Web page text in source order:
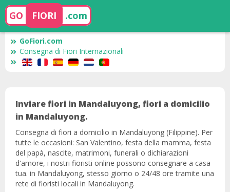
GO FIORI .com
GoFiori.com
Consegna di Fiori Internazionali
Inviare fiori in Mandaluyong, fiori a domicilio
in Mandaluyong.
Consegna di fiori a domicilio in Mandaluyong (Filippine). Per
tutte le occasioni: San Valentino, festa della mamma, festa
del papà, nascite, matrimoni, funerali o dichiarazioni
d'amore, i nostri fioristi online possono consegnare a casa
tua. in Mandaluyong, stesso giorno o 24/48 ore tramite una
rete di fioristi locali in Mandaluyong.